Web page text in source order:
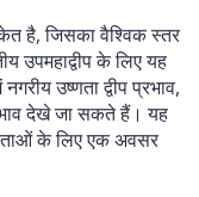
है, जिसका वैश्विक स्तर
उपमहाद्वीप के लिए यह
उष्णता द्वीप प्रभाव,
देखे जा सकते हैं। यह
के लिए एक अवसर